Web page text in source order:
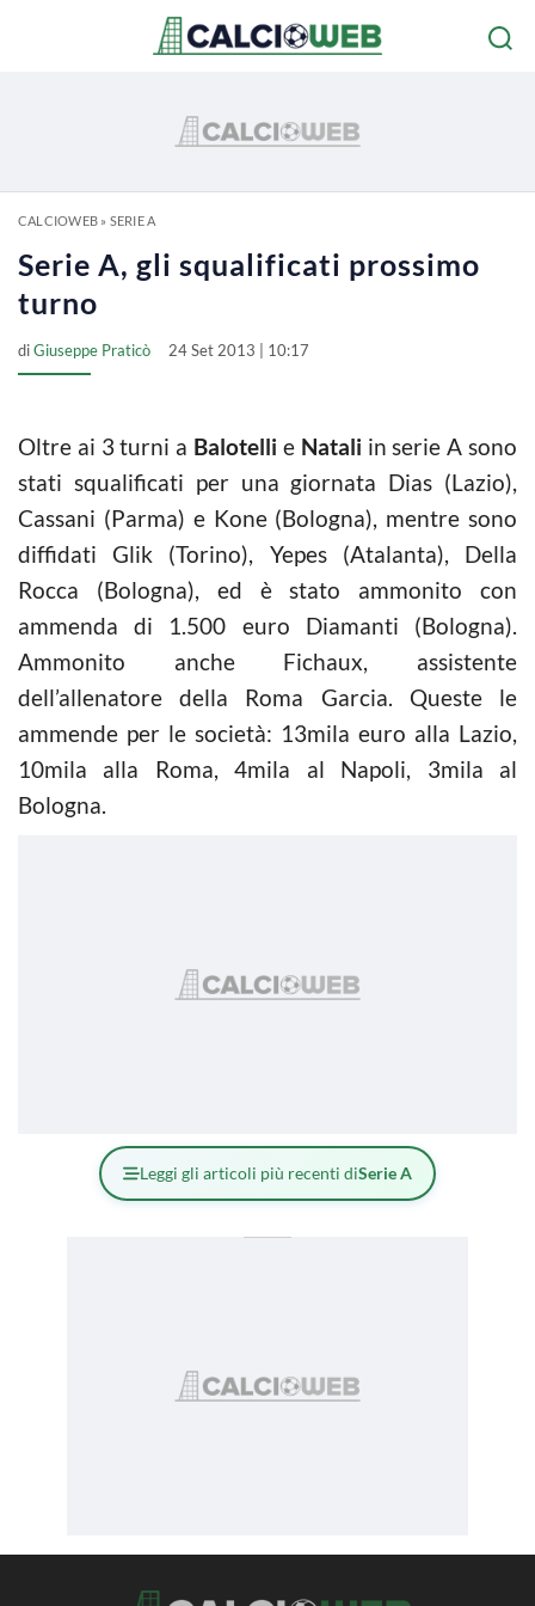
CALCIOWEB» SERIE A
Serie A, gli squalificati prossimo
turno
diGiuseppe Praticò 24 Set 2013 | 10:17
Oltre ai 3 turni a Balotelli e Natali in serie A sono
stati squalificati per una giornata Dias (Lazio),
Cassani (Parma) e Kone (Bologna), mentre sono
diffidati Glik (Torino), Yepes (Atalanta), Della
Rocca (Bologna), ed è stato ammonito con
ammenda di 1.500 euro Diamanti (Bologna).
Ammonito anche Fichaux, assistente
dell’allenatore della Roma Garcia. Queste le
ammende per le società: 13mila euro alla Lazio,
10mila alla Roma, 4mila al Napoli, 3mila al
Bologna.
Leggi gli articoli più recenti diSerie A